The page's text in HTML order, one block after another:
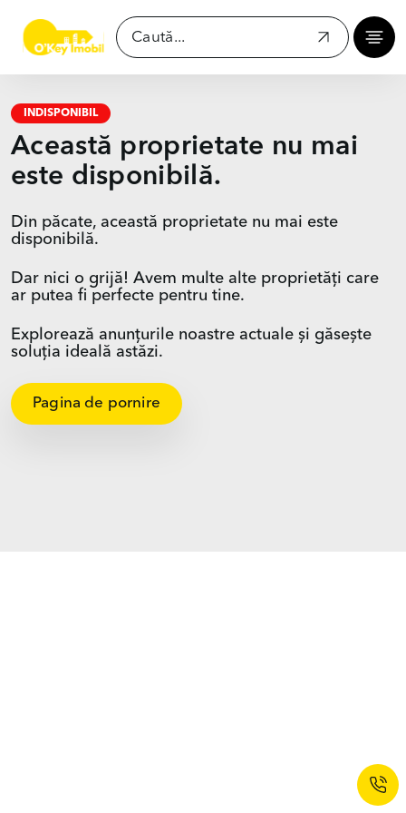
INDISPONIBIL
Această proprietate nu mai
este disponibilă.
Din păcate, această proprietate nu mai este
disponibilă.
Dar nici o grijă! Avem multe alte proprietăți care
ar putea fi perfecte pentru tine.
Explorează anunțurile noastre actuale și găsește
soluția ideală astăzi.
Pagina de pornire